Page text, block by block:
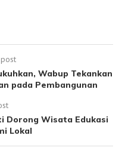
Wabup Tekankan
pada Pembangunan
Dorong Wisata Edukasi
Lokal